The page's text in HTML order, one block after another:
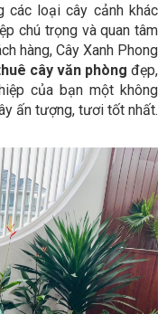
các loại cây cảnh khác
chú trọng và quan tâm
hàng, Cây Xanh Phong
cây văn phòng đẹp,
của bạn một không
ấn tượng, tươi tốt nhất.